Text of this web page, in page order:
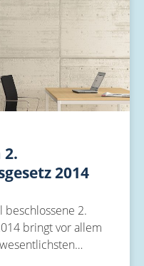
2014
beschlossene 2.
bringt vor allem